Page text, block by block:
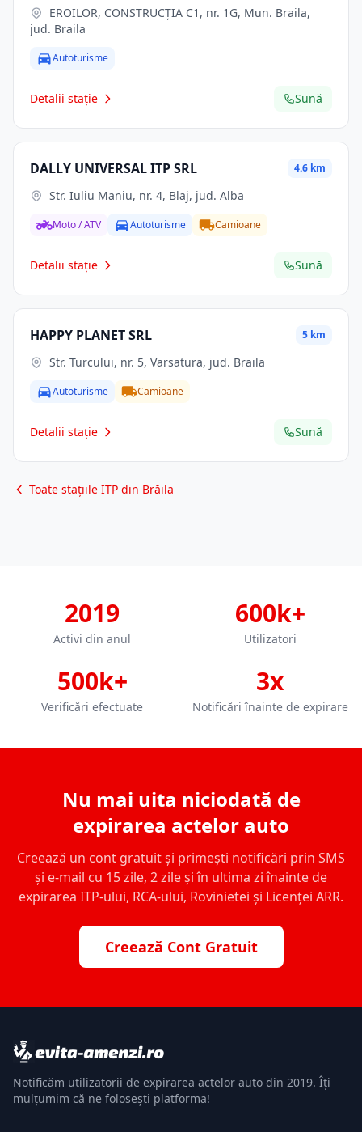
jud. Braila
Autoturisme
Detalii stație Sună
DALLY UNIVERSAL ITP SRL 4.6 km
Str. Iuliu Maniu, nr. 4, Blaj, jud. Alba
Moto / ATV Autoturisme Camioane
Detalii stație Sună
HAPPY PLANET SRL 5 km
Str. Turcului, nr. 5, Varsatura, jud. Braila
Autoturisme Camioane
Detalii stație Sună
Toate stațiile ITP din Brăila
2019
Activi din anul
600k+
Utilizatori
500k+
Verificări efectuate
3x
Notificări înainte de expirare
Nu mai uita niciodată de
expirarea actelor auto
Creează un cont gratuit și primești notificări prin SMS
și e-mail cu 15 zile, 2 zile și în ultima zi înainte de
expirarea ITP-ului, RCA-ului, Rovinietei și Licenței ARR.
Creează Cont Gratuit
Notificăm utilizatorii de expirarea actelor auto din 2019. Îți
mulțumim că ne folosești platforma!